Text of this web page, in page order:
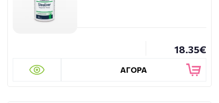
18.35€
ΑΓΟΡΑ